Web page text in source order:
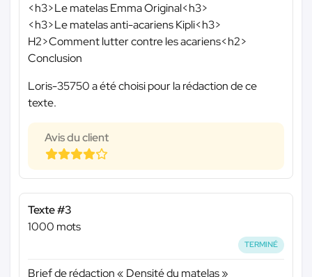
<h3>Le matelas Emma Original<h3>
<h3>Le matelas anti-acariens Kipli<h3>
H2>Comment lutter contre les acariens<h2>
Conclusion
Loris-35750 a été choisi pour la rédaction de ce
texte.
Avis du client
Texte #3
1000 mots
TERMINÉ
Brief de rédaction « Densité du matelas »